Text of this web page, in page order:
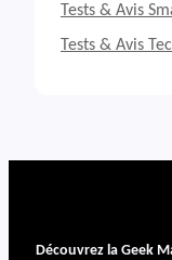
r
y
Tests & Avis
Tests & Avis
Découvrez la Geek